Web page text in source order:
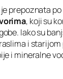
prepoznata po
, koji su
Iako su
i
i mineralne